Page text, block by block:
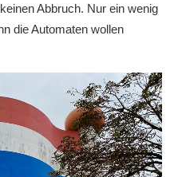
Abbruch. Nur ein wenig
die Automaten wollen